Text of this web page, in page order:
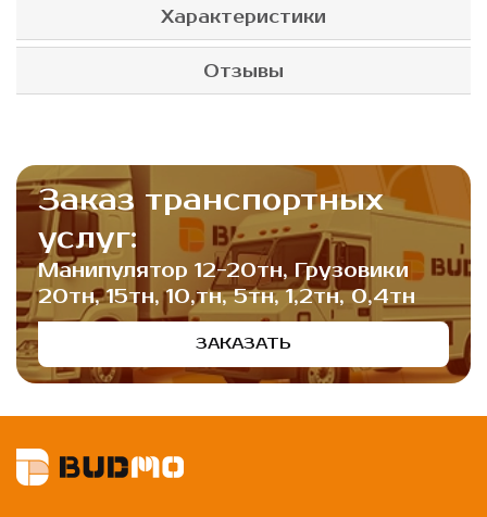
Характеристики
Отзывы
Заказ транспортных
услуг:
Манипулятор 12-20тн, Грузовики
20тн, 15тн, 10,тн, 5тн, 1,2тн, 0,4тн
ЗАКАЗАТЬ